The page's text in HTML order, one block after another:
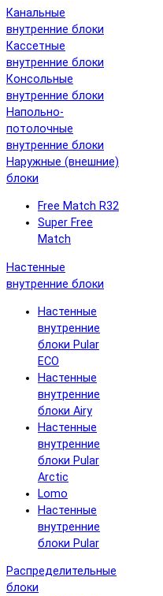
Канальные
внутренние блоки
Кассетные
внутренние блоки
Консольные
внутренние блоки
Напольно-
потолочные
внутренние блоки
Наружные (внешние)
блоки
Free Match R32
Super Free
Match
Настенные
внутренние блоки
Настенные
внутренние
блоки Pular
ECO
Настенные
внутренние
блоки Airy
Настенные
внутренние
блоки Pular
Arctic
Lomo
Настенные
внутренние
блоки Pular
Распределительные
блоки